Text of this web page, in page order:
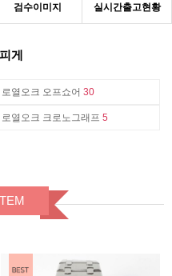
검수이미지 실시간출고현황
게
로열오크 오프쇼어 30
로열오크 크로노그래프 5
BEST ITEM